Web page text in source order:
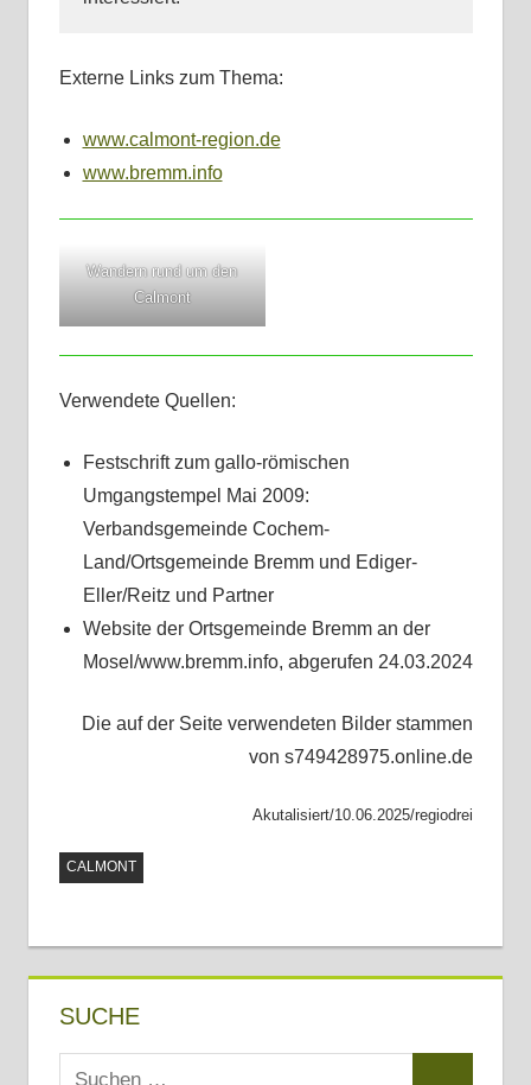
Externe Links zum Thema:
www.calmont-region.de
www.bremm.info
Wandern rund um den
Calmont
Verwendete Quellen:
Festschrift zum gallo-römischen
Umgangstempel Mai 2009:
Verbandsgemeinde Cochem-
Land/Ortsgemeinde Bremm und Ediger-
Eller/Reitz und Partner
Website der Ortsgemeinde Bremm an der
Mosel/www.bremm.info, abgerufen 24.03.2024
Die auf der Seite verwendeten Bilder stammen
von s749428975.online.de
Akutalisiert/10.06.2025/regiodrei
CALMONT
SUCHE
Suchen